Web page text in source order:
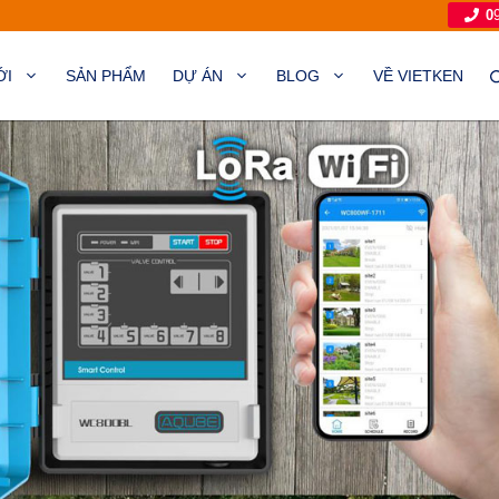
0
SẢN PHẨM DỰ ÁN BLOG VỀ VIETKEN